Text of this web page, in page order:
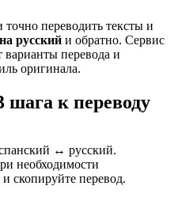
переводить тексты и
русский и обратно. Сервис
варианты перевода и
оригинала.
шага к переводу
↔ русский.
необходимости
и скопируйте перевод.